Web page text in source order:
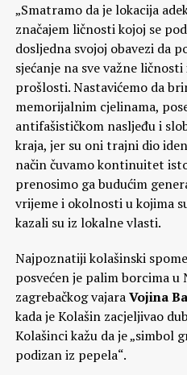
„Smatramo da je lokacija
značajem ličnosti kojoj se
dosljedna svojoj obavezi da
sjećanje na sve važne
prošlosti. Nastavićemo da
memorijalnim cjelinama,
antifašističkom nasljeđu i
kraja, jer su oni trajni dio
način čuvamo kontinuitet
prenosimo ga budućim
vrijeme i okolnosti u kojima
kazali su iz lokalne vlasti.
Najpoznatiji kolašinski
posvećen je palim borcima
zagrebačkog vajaraVojina
kada je Kolašin zacjeljivao
Kolašinci kažu da je „simbol
podizan iz pepela“.